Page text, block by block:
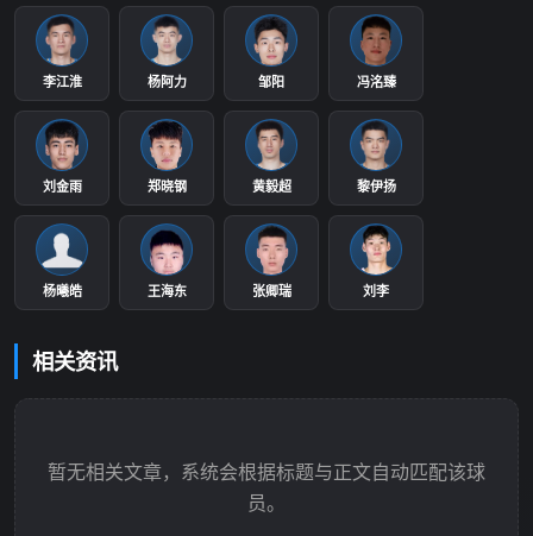
李江淮 杨阿力 邹阳 冯洺臻
刘金雨 郑晓钢 黄毅超 黎伊扬
杨曦皓 王海东 张卿瑞 刘李
相关资讯
暂无相关文章，系统会根据标题与正文自动匹配该球
员。